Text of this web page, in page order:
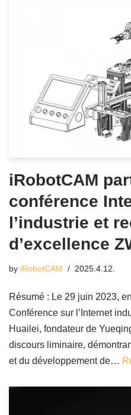
iRobotCAM
conférence
l’industrie et
d’excellence
by iRobotCAM 2025.4.12.
Résumé : Le 29 juin 2023,
Conférence sur l’Internet
Huailei, fondateur de
discours liminaire,
et du développement de…